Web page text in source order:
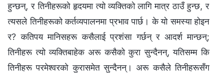
हुन्छन्, र तिनीहरूको हृदयमा त्यो व्यक्तिको लागि मात्र ठाउँ हुन्छ, र
त्यसले तिनीहरूको कर्तव्यपालनमा प्रभाव पार्छ। के यो समस्या होइन
र? कतिपय मानिसहरू कसैलाई प्रशंसा गर्छन् र आदर्श मान्छन्;
तिनीहरू त्यो व्यक्तिबाहेक अरू कसैको कुरा सुन्दैनन्, यतिसम्म कि
तिनीहरू परमेश्‍वरको कुरासमेत सुन्दैनन्। अरू कसैले तिनीहरूसँग